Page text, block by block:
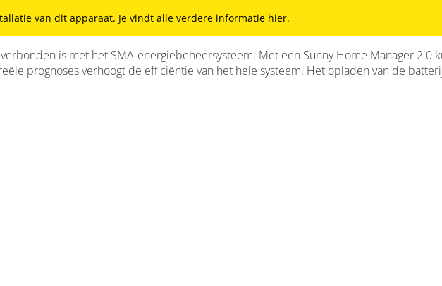
van dit apparaat. Je vindt alle verdere informatie hier.
is met het SMA-energiebeheersysteem. Met een Sunny Home Manager 2.0
prognoses verhoogt de efficiëntie van het hele systeem. Het opladen van de